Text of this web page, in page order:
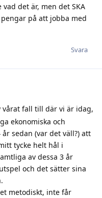
det är, men det SKA
på att jobba med
Svara
fall till där vi är idag,
ekonomiska och
sedan (var det väll?) att
tycke helt hål i
av dessa 3 år
och det sätter sina
metodiskt, inte får